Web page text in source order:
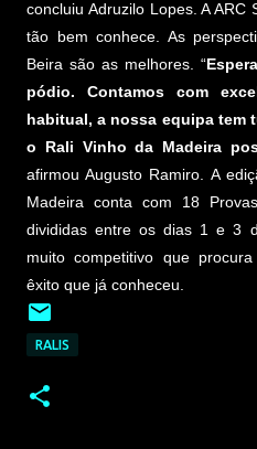
concluiu Adruzilo Lopes. A
tão bem conhece. As
Beira são as melhores. “
pódio. Contamos com
habitual, a nossa equipa tem
o Rali Vinho da Madeira
afirmou Augusto Ramiro. A
Madeira conta com 18
divididas entre os dias 1 e 3
muito competitivo que
êxito que já conheceu.
RALIS